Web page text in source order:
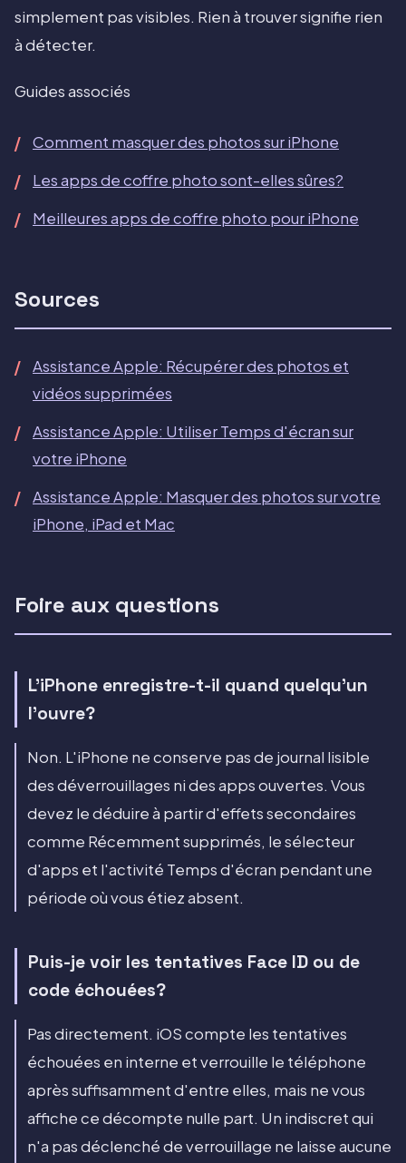
simplement pas visibles. Rien à trouver signifie rien
à détecter.
Guides associés
Comment masquer des photos sur iPhone
Les apps de coffre photo sont-elles sûres?
Meilleures apps de coffre photo pour iPhone
Sources
Assistance Apple: Récupérer des photos et
vidéos supprimées
Assistance Apple: Utiliser Temps d'écran sur
votre iPhone
Assistance Apple: Masquer des photos sur votre
iPhone, iPad et Mac
Foire aux questions
L'iPhone enregistre-t-il quand quelqu'un
l'ouvre?
Non. L'iPhone ne conserve pas de journal lisible
des déverrouillages ni des apps ouvertes. Vous
devez le déduire à partir d'effets secondaires
comme Récemment supprimés, le sélecteur
d'apps et l'activité Temps d'écran pendant une
période où vous étiez absent.
Puis-je voir les tentatives Face ID ou de
code échouées?
Pas directement. iOS compte les tentatives
échouées en interne et verrouille le téléphone
après suffisamment d'entre elles, mais ne vous
affiche ce décompte nulle part. Un indiscret qui
n'a pas déclenché de verrouillage ne laisse aucune